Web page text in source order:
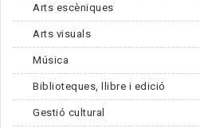
Arts escèniques
Arts visuals
Música
Biblioteques, llibre i edició
Gestió cultural